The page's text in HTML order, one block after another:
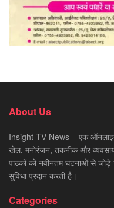
About Us
Insight TV News – एक
खेल, मनोरंजन, तकनीक और व्यवसाय
पाठकों को नवीनतम घटनाओं से
सुविधा प्रदान करती है।
Categories